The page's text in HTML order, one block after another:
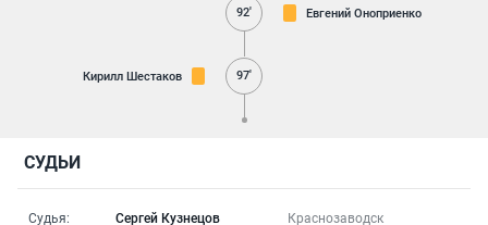
92' Евгений Оноприенко
Кирилл Шестаков 97'
СУДЬИ
Судья: Сергей Кузнецов
Краснозаводск